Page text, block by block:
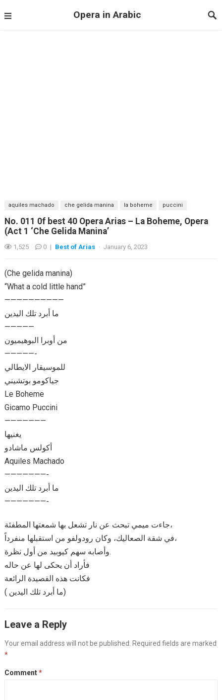
Opera in Arabic
aquiles machado che gelida manina la boheme puccini
No. 011 0f best 40 Opera Arias – La Boheme, Opera
(Act 1 ‘Che Gelida Manina’
1,525 0 | Best of Arias · January 6, 2023
(Che gelida manina)
“What a cold little hand”
——————————
ما أبرد تلك اليدين
—————
من أوبرا البوهيميون
—————-
للموسيقار الايطالي
جياكومو بوتشيني
Le Boheme
Gicamo Puccini
———————
يغنيها
أكولس ماشادو
Aquiles Machado
———————-
ما أبرد تلك اليدين
———————-
جاءت ميمي تبحث عن نار تشعل بها شمعتها المطفئة،
في شقة الصعاليك، وكان رودولفو من استقبلها منفرداً،
وأصابه سهم كيوبيد من أول نظرة.
فأراد أن يحكى لها عن حاله
فكانت هذه القصيدة الرائعة
( ما أبرد تلك اليدين)
Leave a Reply
Your email address will not be published. Required fields are marked
*
Comment*